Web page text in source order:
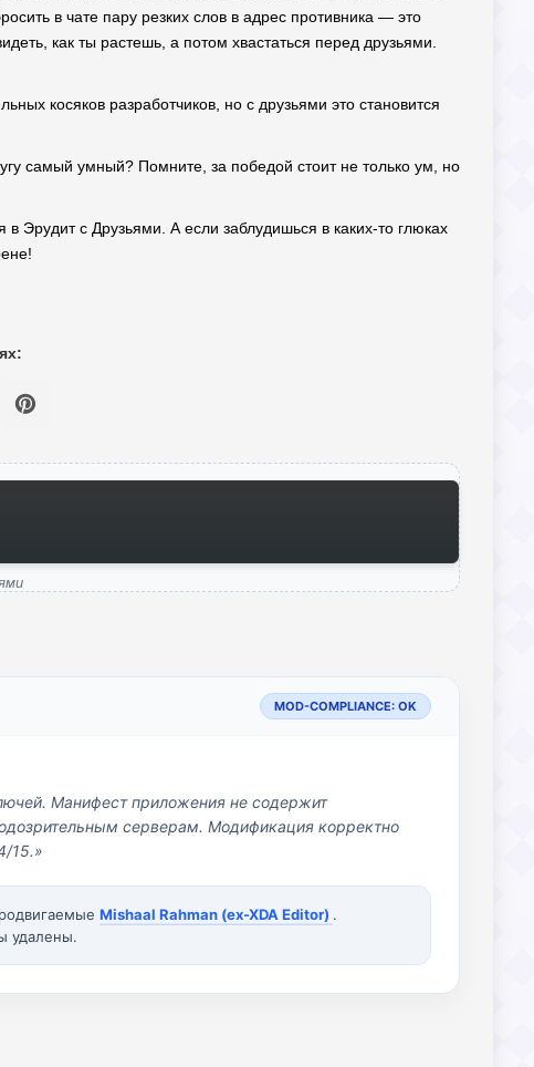
в чате пару резких слов в адрес противника — это
как ты растешь, а потом хвастаться перед друзьями.
косяков разработчиков, но с друзьями это становится
самый умный? Помните, за победой стоит не только ум, но
Эрудит с Друзьями. А если заблудишься в каких-то глюках
MOD-COMPLIANCE: OK
Манифест приложения не содержит
серверам. Модификация корректно
15.»
Mishaal Rahman (ex-XDA Editor) .
удалены.